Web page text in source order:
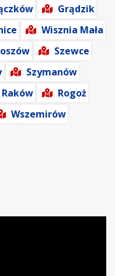
Grądzik
Wisznia Mała
Szewce
Szymanów
Raków
Rogoż
Wszemirów